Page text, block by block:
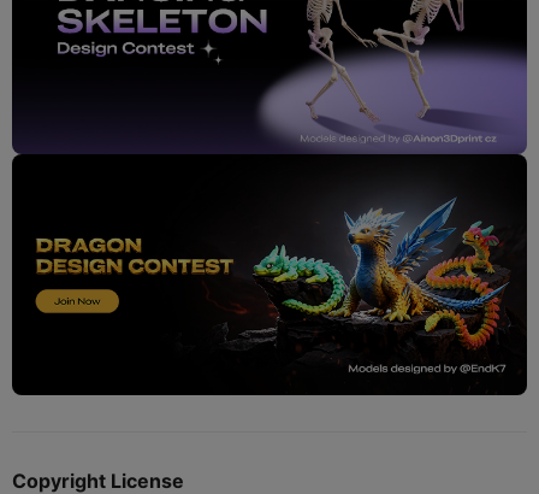
Copyright License